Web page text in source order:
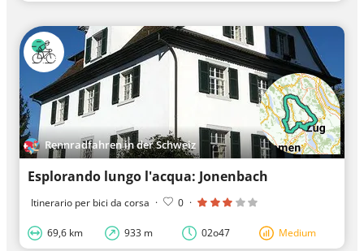
Rennradfahren in der Schweiz
Esplorando lungo l'acqua: Jonenbach
Itinerario per bici da corsa · 0 ·
69,6 km 933 m 02o47 Medium